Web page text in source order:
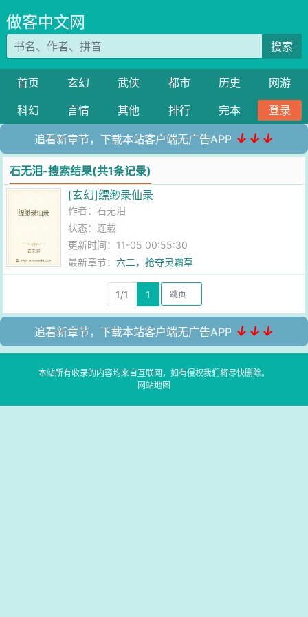
做客中文网
搜索
首页 玄幻 武侠 都市 历史
网游
科幻
言情 其他 排行 完本 登录
追看新章节，下载本站客户端无广告APP ↓↓↓
石无泪-搜索结果(共1条记录)
[玄幻]缥缈录仙录
作者：石无泪
状态：连载
更新时间：11-05 00:55:30
最新章节：六二，抢夺灵霜草
1/1 1
追看新章节，下载本站客户端无广告APP ↓↓↓
本站所有收录的内容均来自互联网，如有侵权我们将尽快删除。
网站地图